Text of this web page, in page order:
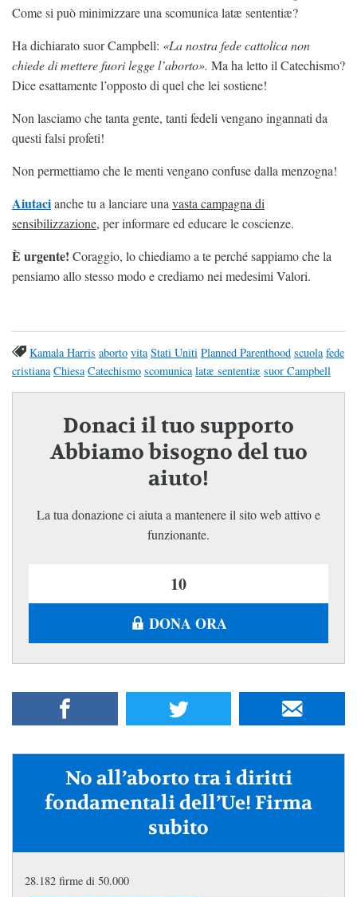
Come si può minimizzare una scomunica latæ sententiæ?
Ha dichiarato suor Campbell: «La nostra fede cattolica non
chiede di mettere fuori legge l’aborto». Ma ha letto il Catechismo?
Dice esattamente l’opposto di quel che lei sostiene!
Non lasciamo che tanta gente, tanti fedeli vengano ingannati da
questi falsi profeti!
Non permettiamo che le menti vengano confuse dalla menzogna!
Aiutacianche tu a lanciare una vasta campagna di
sensibilizzazione, per informare ed educare le coscienze.
È urgente! Coraggio, lo chiediamo a te perché sappiamo che la
pensiamo allo stesso modo e crediamo nei medesimi Valori.
Kamala Harris aborto vita Stati Uniti Planned Parenthood scuola fede
cristiana Chiesa Catechismo scomunica latæ sententiæ suor Campbell
Donaci il tuo supporto
Abbiamo bisogno del tuo
aiuto!
La tua donazione ci aiuta a mantenere il sito web attivo e
funzionante.
DONA ORA
No all’aborto tra i diritti
fondamentali dell’Ue! Firma
subito
28.182 firme di 50.000